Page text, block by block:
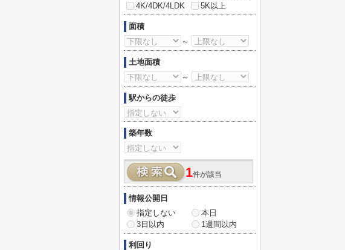
4K/4DK/4LDK
5K以上
面積
～
土地面積
～
駅からの徒歩
築年数
1件が該当
情報公開日
指定しない
本日
3日以内
1週間以内
利回り